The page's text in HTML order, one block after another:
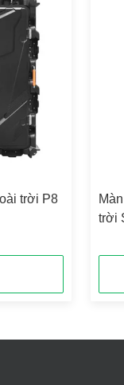
trời P8
trời